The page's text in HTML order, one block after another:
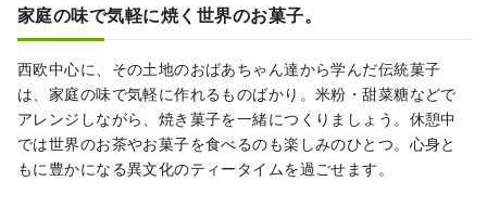
家庭の味で気軽に焼く世界のお菓子。
西欧中心に、その土地のおばあちゃん達から学んだ伝統菓子
は、家庭の味で気軽に作れるものばかり。米粉・甜菜糖などで
アレンジしながら、焼き菓子を一緒につくりましょう。休憩中
では世界のお茶やお菓子を食べるのも楽しみのひとつ。心身と
もに豊かになる異文化のティータイムを過ごせます。